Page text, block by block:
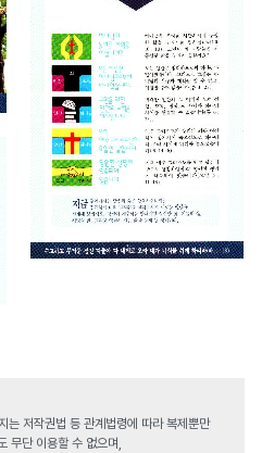
는 저작권법 등 관계법령에 따라 복제뿐만
무단 이용할 수 없으며,